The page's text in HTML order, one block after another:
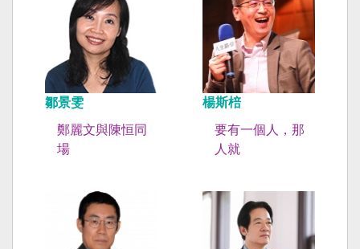
鄒景雯
鄭麗文與陳恒同
場
楊斯棓
要有一個人，那
人就